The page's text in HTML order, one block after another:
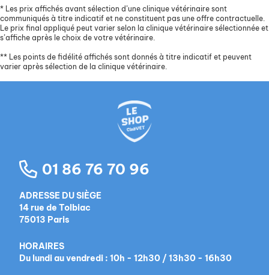
* Les prix affichés avant sélection d’une clinique vétérinaire sont
communiqués à titre indicatif et ne constituent pas une offre contractuelle.
Le prix final appliqué peut varier selon la clinique vétérinaire sélectionnée et
s’affiche après le choix de votre vétérinaire.
** Les points de fidélité affichés sont donnés à titre indicatif et peuvent
varier après sélection de la clinique vétérinaire.
01 86 76 70 96
ADRESSE DU SIÈGE
14 rue de Tolbiac
75013 Paris
HORAIRES
Du lundi au vendredi : 10h - 12h30 / 13h30 - 16h30